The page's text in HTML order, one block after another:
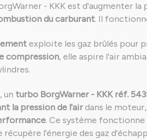
- KKK est d'augmenter la
du carburant. Il
exploite les gaz brûlés pour
compression, elle aspire l'air
un turbo BorgWarner - KKK réf.
la pression de l'airdans le moteur,
. Ce système fonctionne
récupère l'énergie des gaz